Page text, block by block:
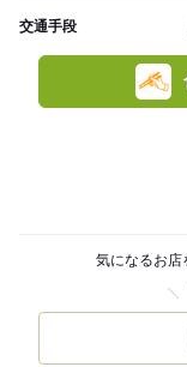
交通手段
気になるお店